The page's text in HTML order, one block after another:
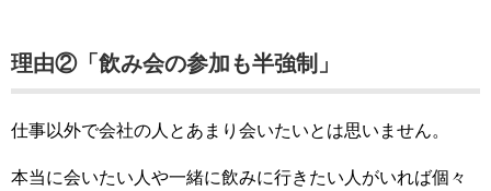
理由②「飲み会の参加も半強制」
仕事以外で会社の人とあまり会いたいとは思いません。
本当に会いたい人や一緒に飲みに行きたい人がいれば個々